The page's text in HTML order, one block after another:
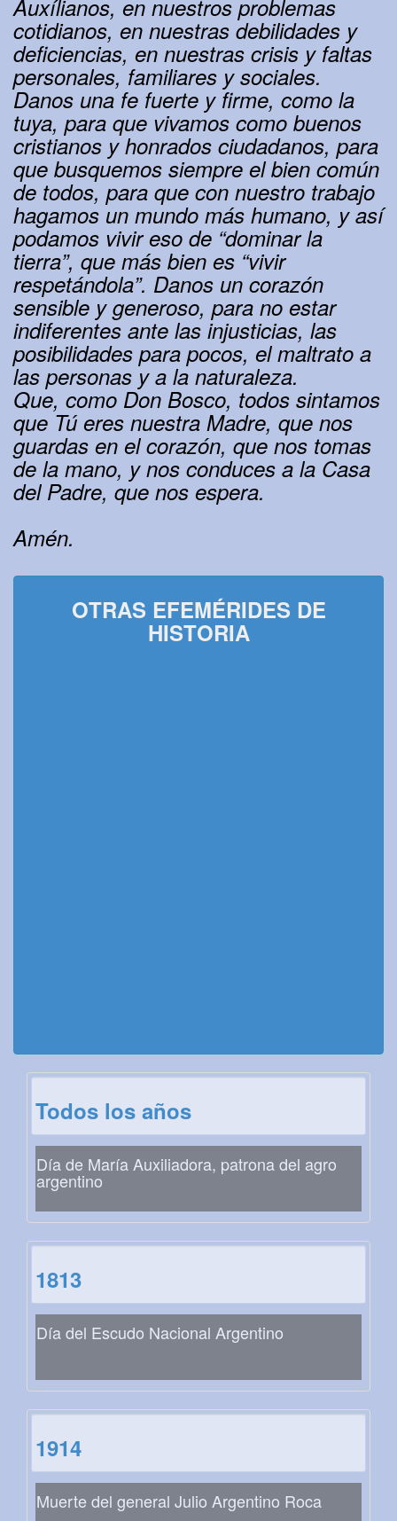
Auxílianos, en nuestros problemas
cotidianos, en nuestras debilidades y
deficiencias, en nuestras crisis y faltas
personales, familiares y sociales.
Danos una fe fuerte y firme, como la
tuya, para que vivamos como buenos
cristianos y honrados ciudadanos, para
que busquemos siempre el bien común
de todos, para que con nuestro trabajo
hagamos un mundo más humano, y así
podamos vivir eso de “dominar la
tierra”, que más bien es “vivir
respetándola”. Danos un corazón
sensible y generoso, para no estar
indiferentes ante las injusticias, las
posibilidades para pocos, el maltrato a
las personas y a la naturaleza.
Que, como Don Bosco, todos sintamos
que Tú eres nuestra Madre, que nos
guardas en el corazón, que nos tomas
de la mano, y nos conduces a la Casa
del Padre, que nos espera.
Amén.
OTRAS EFEMÉRIDES DE
HISTORIA
Todos los años
Día de María Auxiliadora, patrona del agro
argentino
1813
Día del Escudo Nacional Argentino
1914
Muerte del general Julio Argentino Roca